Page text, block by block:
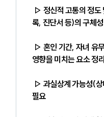
록, 진단서 등)의 구체성
영향을 미치는 요소 정리
필요